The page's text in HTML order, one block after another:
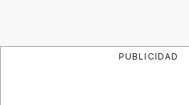
PUBLICIDAD